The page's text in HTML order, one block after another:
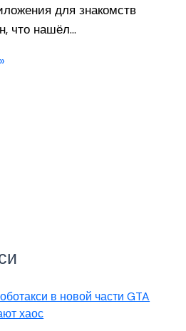
для знакомств
что нашёл…
в новой части GTA
хаос